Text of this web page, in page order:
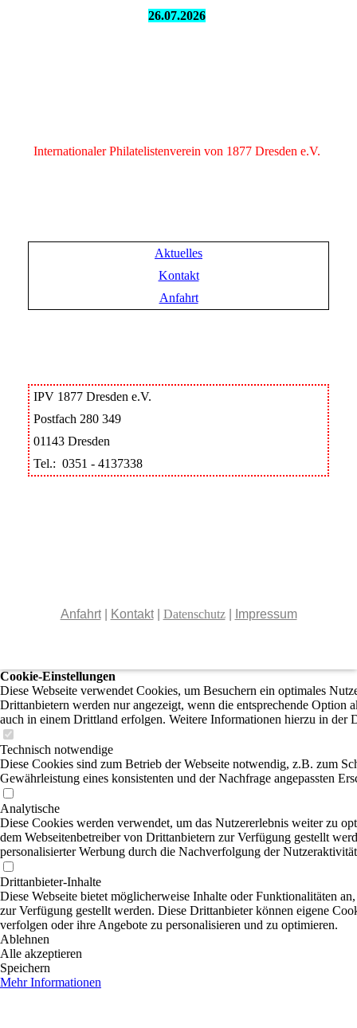
26.07.2026
Internationaler Philatelistenverein von 1877 Dresden e.V.
Aktuelles
Kontakt
Anfahrt
IPV 1877 Dresden e.V.
Postfach 280 349
01143 Dresden
Tel.: 0351 - 4137338
Anfahrt| Kontakt| Datenschutz| Impressum
Cookie-Einstellungen
Diese Webseite verwendet Cookies, um Besuchern ein optimales
Drittanbietern werden nur angezeigt, wenn die entsprechende Option
auch in einem Drittland erfolgen. Weitere Informationen hierzu in der
Technisch notwendige
Diese Cookies sind zum Betrieb der Webseite notwendig, z.B. zum
Gewährleistung eines konsistenten und der Nachfrage angepassten
Analytische
Diese Cookies werden verwendet, um das Nutzererlebnis weiter zu
dem Webseitenbetreiber von Drittanbietern zur Verfügung gestellt
personalisierter Werbung durch die Nachverfolgung der
Drittanbieter-Inhalte
Diese Webseite bietet möglicherweise Inhalte oder Funktionalitäten
zur Verfügung gestellt werden. Diese Drittanbieter können eigene
verfolgen oder ihre Angebote zu personalisieren und zu optimieren.
Ablehnen
Alle akzeptieren
Speichern
Mehr Informationen